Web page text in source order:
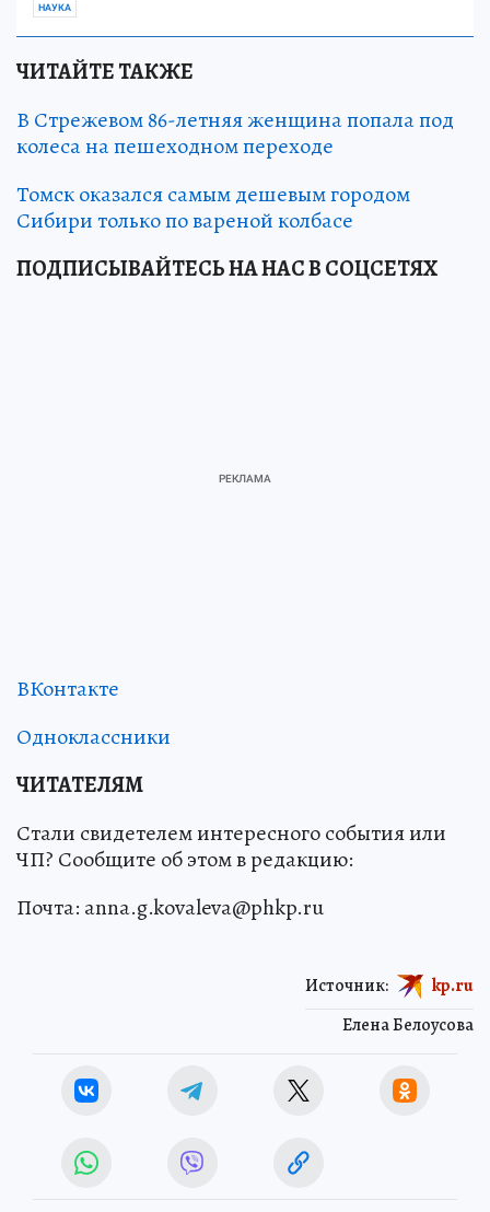
НАУКА
ЧИТАЙТЕ ТАКЖЕ
В Стрежевом 86-летняя женщина попала под
колеса на пешеходном переходе
Томск оказался самым дешевым городом
Сибири только по вареной колбасе
ПОДПИСЫВАЙТЕСЬ НА НАС В СОЦСЕТЯХ
ВКонтакте
Одноклассники
ЧИТАТЕЛЯМ
Стали свидетелем интересного события или
ЧП? Сообщите об этом в редакцию:
Почта: anna.g.kovaleva@phkp.ru
Елена Белоусова
Источник: kp.ru